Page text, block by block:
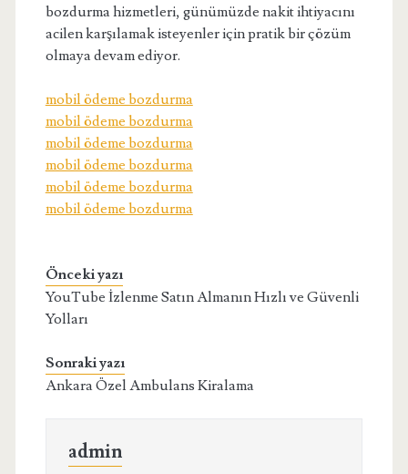
bozdurma hizmetleri, günümüzde nakit ihtiyacını
acilen karşılamak isteyenler için pratik bir çözüm
olmaya devam ediyor.
mobil ödeme bozdurma
mobil ödeme bozdurma
mobil ödeme bozdurma
mobil ödeme bozdurma
mobil ödeme bozdurma
mobil ödeme bozdurma
Önceki yazı
YouTube İzlenme Satın Almanın Hızlı ve Güvenli
Yolları
Sonraki yazı
Ankara Özel Ambulans Kiralama
admin